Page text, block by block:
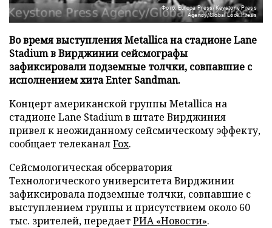
Фото: Europa Press/Keystone Press
Agency/Global Look Press
Во время выступления Metallica на стадионе Lane
Stadium в Вирджинии сейсмографы
зафиксировали подземные толчки, совпавшие с
исполнением хита Enter Sandman.
Концерт американской группы Metallica на
стадионе Lane Stadium в штате Вирджиния
привел к неожиданному сейсмическому эффекту,
сообщает телеканалFox.
Сейсмологическая обсерватория
Технологического университета Вирджинии
зафиксировала подземные толчки, совпавшие с
выступлением группы и присутствием около 60
тыс. зрителей, передаетРИА «Новости».